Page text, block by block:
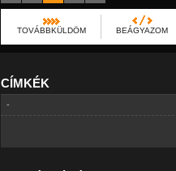
TOVÁBBKÜLDÖM BEÁGYAZOM
CÍMKÉK
-